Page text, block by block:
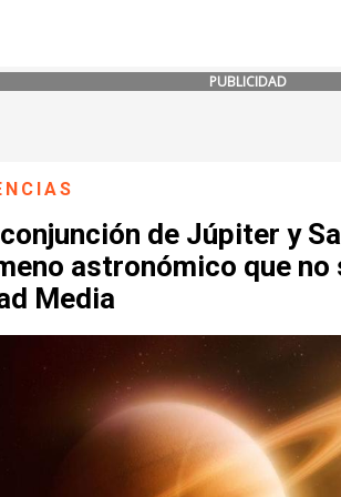
PUBLICIDAD
de Júpiter y
astronómico que no
Media